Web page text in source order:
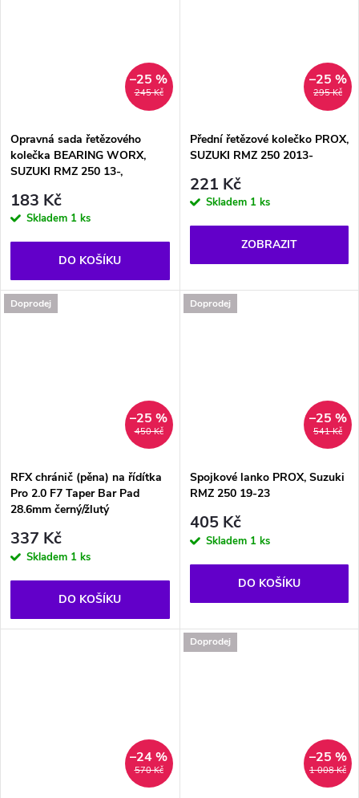
245 Kč
–25 %
Opravná sada řetězového
kolečka BEARING WORX,
SUZUKI RMZ 250 13-,
183 Kč
Skladem 1 ks
DO KOŠÍKU
295 Kč
–25 %
Přední řetězové kolečko PROX,
SUZUKI RMZ 250 2013-
221 Kč
Skladem 1 ks
ZOBRAZIT
Doprodej
450 Kč
–25 %
RFX chránič (pěna) na řídítka
Pro 2.0 F7 Taper Bar Pad
28.6mm černý/žlutý
337 Kč
Skladem 1 ks
DO KOŠÍKU
Doprodej
541 Kč
–25 %
Spojkové lanko PROX, Suzuki
RMZ 250 19-23
405 Kč
Skladem 1 ks
DO KOŠÍKU
570 Kč
–24 %
Doprodej
1 008 Kč
–25 %